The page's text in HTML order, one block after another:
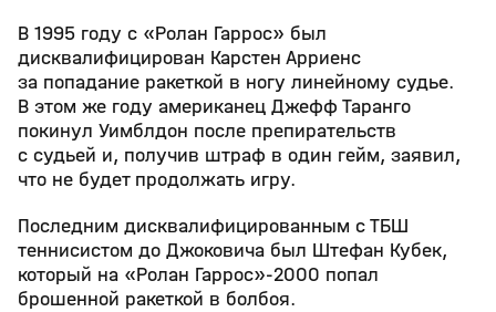
В 1995 году с «Ролан Гаррос» был
дисквалифицирован Карстен Арриенс
за попадание ракеткой в ногу линейному судье.
В этом же году американец Джефф Таранго
покинул Уимблдон после препирательств
с судьей и, получив штраф в один гейм, заявил,
что не будет продолжать игру.
Последним дисквалифицированным с ТБШ
теннисистом до Джоковича был Штефан Кубек,
который на «Ролан Гаррос»-2000 попал
брошенной ракеткой в болбоя.